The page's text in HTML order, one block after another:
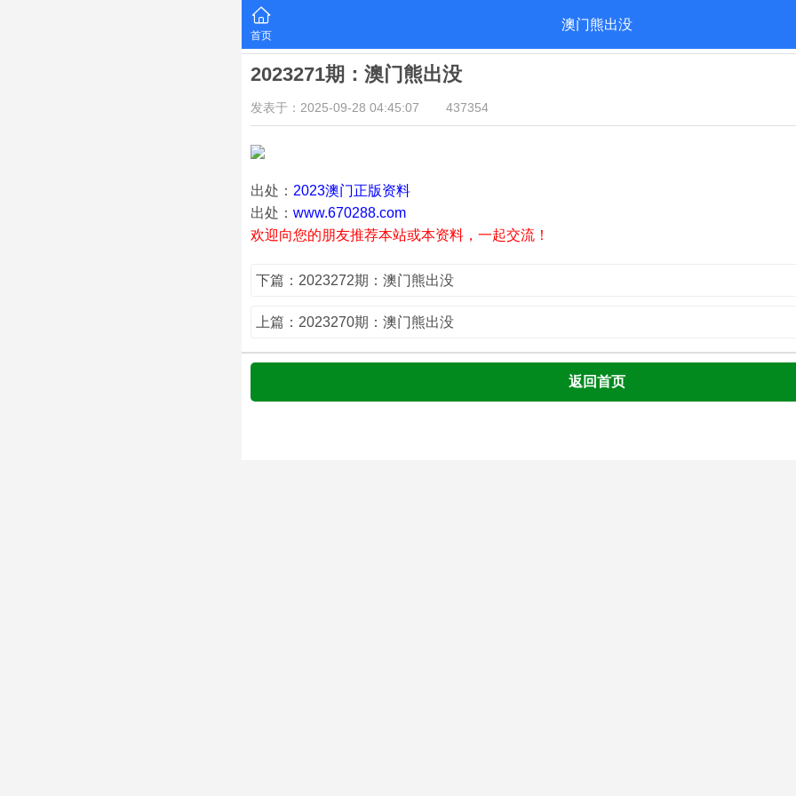
首页
澳门熊出没
2023271期：澳门熊出没
发表于：2025-09-28 04:45:07 437354
出处： 2023澳门正版资料
出处： www.670288.com
欢迎向您的朋友推荐本站或本资料，一起交流！
下篇：2023272期：澳门熊出没
上篇：2023270期：澳门熊出没
返回首页